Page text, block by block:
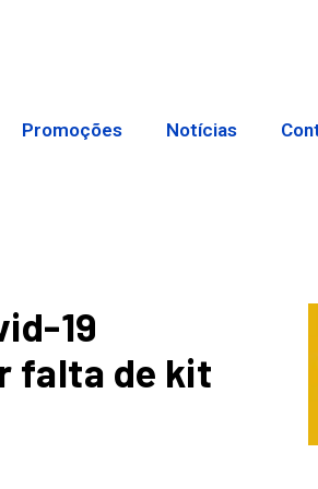
Promoções Notícias
19
falta de kit